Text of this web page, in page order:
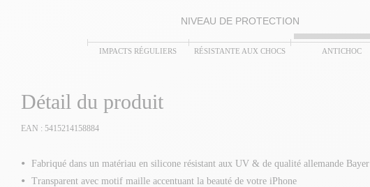
NIVEAU DE PROTECTION
IMPACTS RÉGULIERS RÉSISTANTE AUX CHOCS ANTICHOC
Détail du produit
EAN : 5415214158884
Fabriqué dans un matériau en silicone résistant aux UV & de qualité allemande Bayer
Transparent avec motif maille accentuant la beauté de votre iPhone